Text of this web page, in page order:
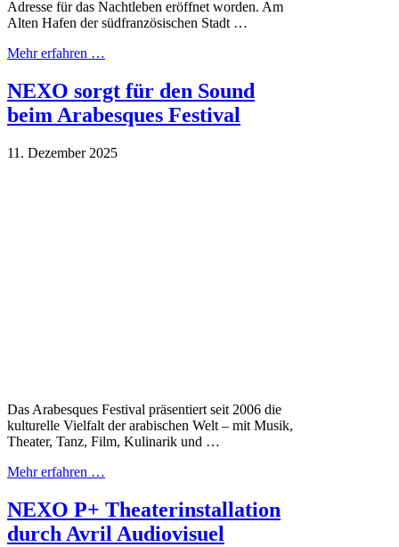
Adresse für das Nachtleben eröffnet worden. Am
Alten Hafen der südfranzösischen Stadt …
Mehr erfahren …
NEXO sorgt für den Sound
beim Arabesques Festival
11. Dezember 2025
Das Arabesques Festival präsentiert seit 2006 die
kulturelle Vielfalt der arabischen Welt – mit Musik,
Theater, Tanz, Film, Kulinarik und …
Mehr erfahren …
NEXO P+ Theaterinstallation
durch Avril Audiovisuel